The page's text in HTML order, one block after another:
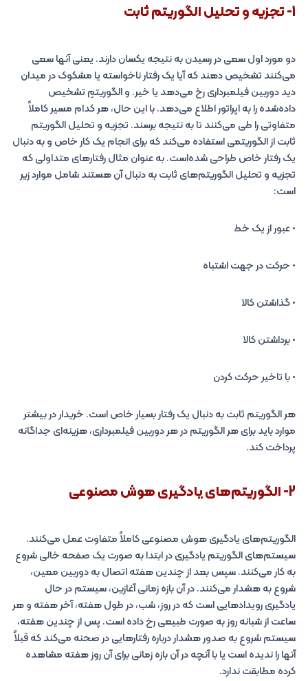
1- تجزیه و تحلیل الگوریتم ثابت
دو مورد اول سعی در رسیدن به نتیجه یکسان دارند. یعنی آنها سعی
می‌کنند تشخیص دهند که آیا یک رفتار ناخواسته یا مشکوک در میدان
دید دوربین فیلمبرداری رخ می‌دهد یا خیر. و الگوریتمِ تشخیص
داده‌شده را به اپراتور اطلاع می‌دهد. با این حال، هر کدام مسیر کاملاً
متفاوتی را طی می‌کنند تا به نتیجه برسند. تجزیه و تحلیل الگوریتم
ثابت از الگوریتمی استفاده می‌کند که برای انجام یک کار خاص و به دنبال
یک رفتار خاص طراحی شده‌است. به عنوان مثال رفتارهای متداولی که
تجزیه و تحلیل الگوریتم‌های ثابت به دنبال آن هستند شامل موارد زیر
است:
• عبور از یک خط
• حرکت در جهت اشتباه
• گذاشتن کالا
• برداشتن کالا
• با تاخیر حرکت کردن
هر الگوریتم ثابت به دنبال یک رفتار بسیار خاص است. خریدار در بیشتر
موارد باید برای هر الگوریتم در هر دوربین فیلمبرداری، هزینه‌ای جداگانه
پرداخت کند.
2- الگوریتم‌های یادگیری هوش مصنوعی
الگوریتم‌های یادگیری هوش مصنوعی کاملاً متفاوت عمل می‌کنند.
سیستم‌های الگوریتم یادگیری در ابتدا به صورت یک صفحه خالی شروع
به کار می‌کنند. سپس بعد از چندین هفته اتصال به دوربین معین،
شروع به هشدار می‌کنند. در آن بازه زمانی آغازین، سیستم در حال
یادگیری رویدادهایی است که در روز، شب، در طول هفته، آخر هفته و هر
ساعت از شبانه روز به صورت طبیعی رخ داده است. پس از چندین هفته،
سیستم شروع به صدور هشدار درباره رفتارهایی در صحنه می‌کند که قبلاً
آنها را ندیده است یا با آنچه در آن بازه زمانی برای آن روز هفته مشاهده
کرده مطابقت ندارد.